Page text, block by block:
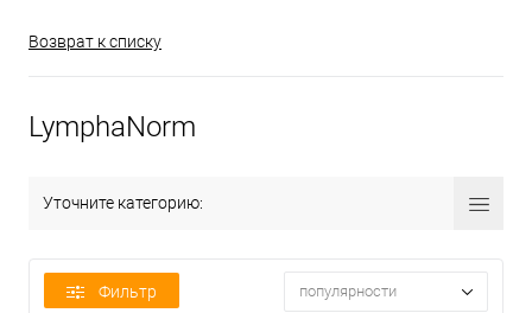
Возврат к списку
LymphaNorm
Уточните категорию:
Фильтр популярности